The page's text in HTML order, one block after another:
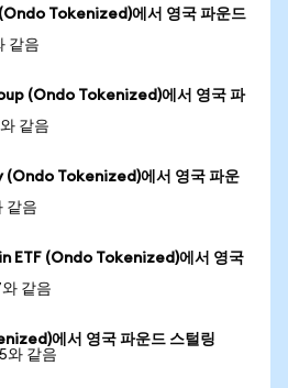
(Ondo Tokenized)에서 영국 파운드
같음
(Ondo Tokenized)에서 영국 파
같음
Tokenized)에서 영국 파운
같음
ETF (Ondo Tokenized)에서 영국
같음
에서 영국 파운드 스털링
와 같음